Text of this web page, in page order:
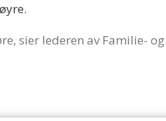
sier lederen av Familie-